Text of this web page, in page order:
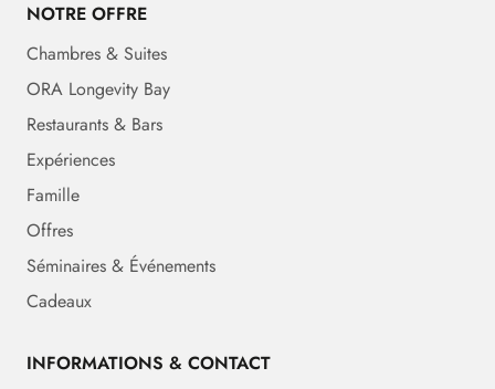
NOTRE OFFRE
Chambres & Suites
ORA Longevity Bay
Restaurants & Bars
Expériences
Famille
Offres
Séminaires & Événements
Cadeaux
INFORMATIONS & CONTACT